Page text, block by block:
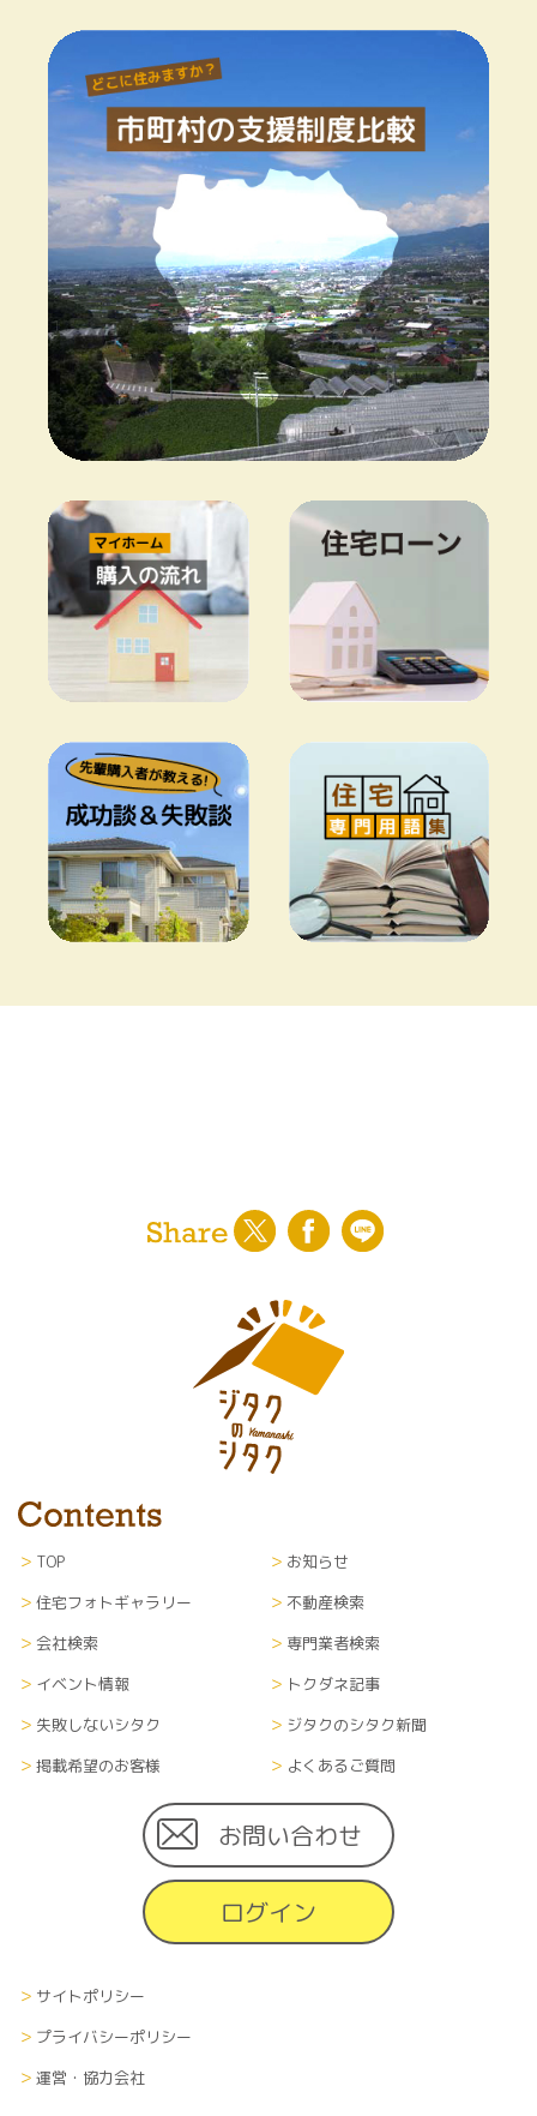
TOP
お知らせ
住宅フォトギャラリー
不動産検索
会社検索
専門業者検索
イベント情報
トクダネ記事
失敗しないシタク
ジタクのシタク新聞
掲載希望のお客様
よくあるご質問
お問い合わせ
ログイン
サイトポリシー
プライバシーポリシー
運営・協力会社